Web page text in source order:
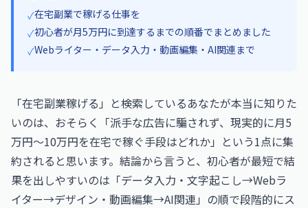
✓在宅副業で稼げる仕事を
✓初心者が月5万円に到達するまでの順番でまとめました
✓Webライター・データ入力・動画編集・AI関連まで
「在宅副業稼げる」と検索しているあなたが本当に知りた
いのは、おそらく「派手な広告に騙されず、現実的に月5
万円〜10万円を在宅で稼ぐ手段はどれか」という1点に集
約されると思います。結論から言うと、初心者が最短で結
果を出しやすいのは「データ入力・文字起こし→Webラ
イター→デザイン・動画編集→AI関連」の順で段階的にス